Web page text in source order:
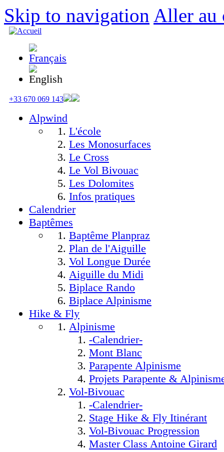
Skip to navigation Aller au
+33 670 069 143
Alpwind
L'école
Les Monosurfaces
Le Cross
Le Vol Bivouac
Les Dolomites
Infos pratiques
Calendrier
Baptêmes
Baptême Planpraz
Plan de l'Aiguille
Vol Longue Durée
Aiguille du Midi
Biplace Rando
Biplace Alpinisme
Hike & Fly
Alpinisme
-Calendrier-
Mont Blanc
Parapente Alpinisme
Projets Parapente &
Vol-Bivouac
-Calendrier-
Stage Hike & Fly Itinérant
Vol-Bivouac Progression
Master Class Antoine Girard